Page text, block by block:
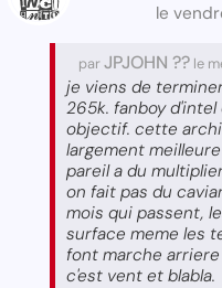
le
parJPJOHN ?? le
je viens de
265k. fanboy
objectif. cette
largement
pareil a du
on fait pas du
mois qui passent,
surface meme les
font marche
c'est vent et blabla.